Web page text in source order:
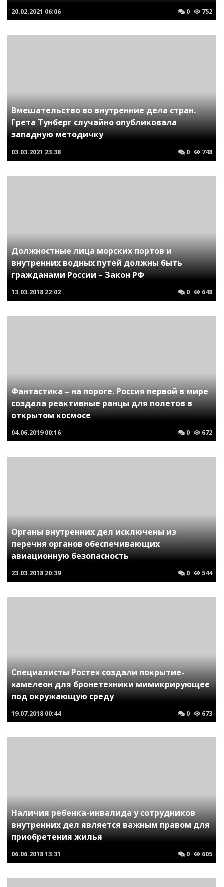
20.02.2021 06:06 0 752
Вмешательство во внутренние дела стран.
Грета Тунберг случайно опубликовала
западную методичку
03.03.2021 23:38 0 748
Должностные лица морских портов и
внутренних водных путей должны быть
гражданами России – Закон РФ
13.03.2018 22:02 0 648
Фантастика – на пороге. Россия первой в мире
создала реактивные ранцы для полетов в
открытом космосе
04.06.2019 00:16 0 672
Органы внутренних дел исключены из
перечня органов обеспечивающих
авиационную безопасность
23.03.2018 20:39 0 544
Специалисты Ростех создали покрытие-
хамелеон для бронетехники мимикрирующее
под окружающую среду
19.07.2018 00:44 0 673
Наличия ребенка-инвалида у сотрудников
внутренних дел является важным правом для
приобретения жилья
06.06.201813:31 0 605